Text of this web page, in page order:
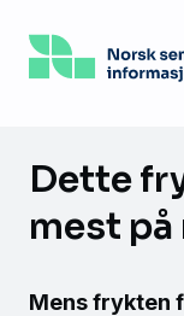
hovedinnhold
Dette
mest
Mens frykten